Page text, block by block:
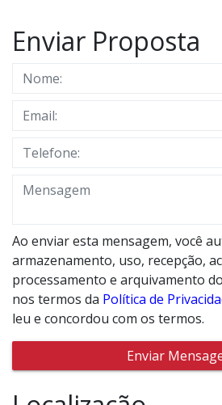
Enviar Proposta
Ao enviar esta mensagem, você
armazenamento, uso, recepção,
processamento e arquivamento
nos termos da Política de
leu e concordou com os termos.
Enviar